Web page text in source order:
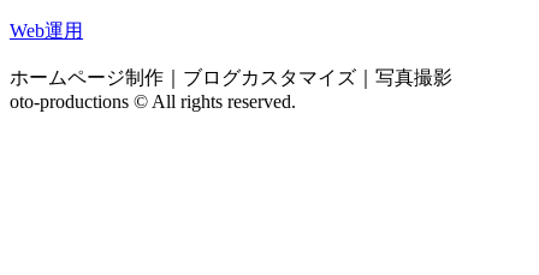
Web運用
ホームページ制作｜ブログカスタマイズ｜写真撮影
oto-productions © All rights reserved.